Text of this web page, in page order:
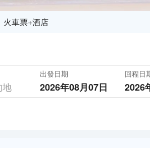
火車票+酒店
出發日期
2026年08月07日
回程日
2026